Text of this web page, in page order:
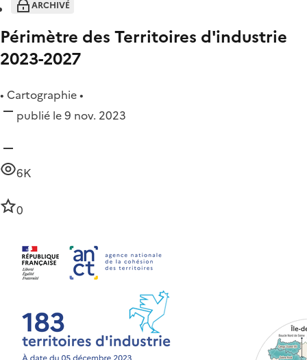
ARCHIVÉ
Périmètre des Territoires d'industrie
2023-2027
• Cartographie •
publié le 9 nov. 2023
6K
0